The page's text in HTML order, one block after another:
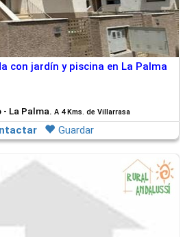
con jardín y piscina en La Palma
- La Palma. A 4 Kms. de Villarrasa
Guardar